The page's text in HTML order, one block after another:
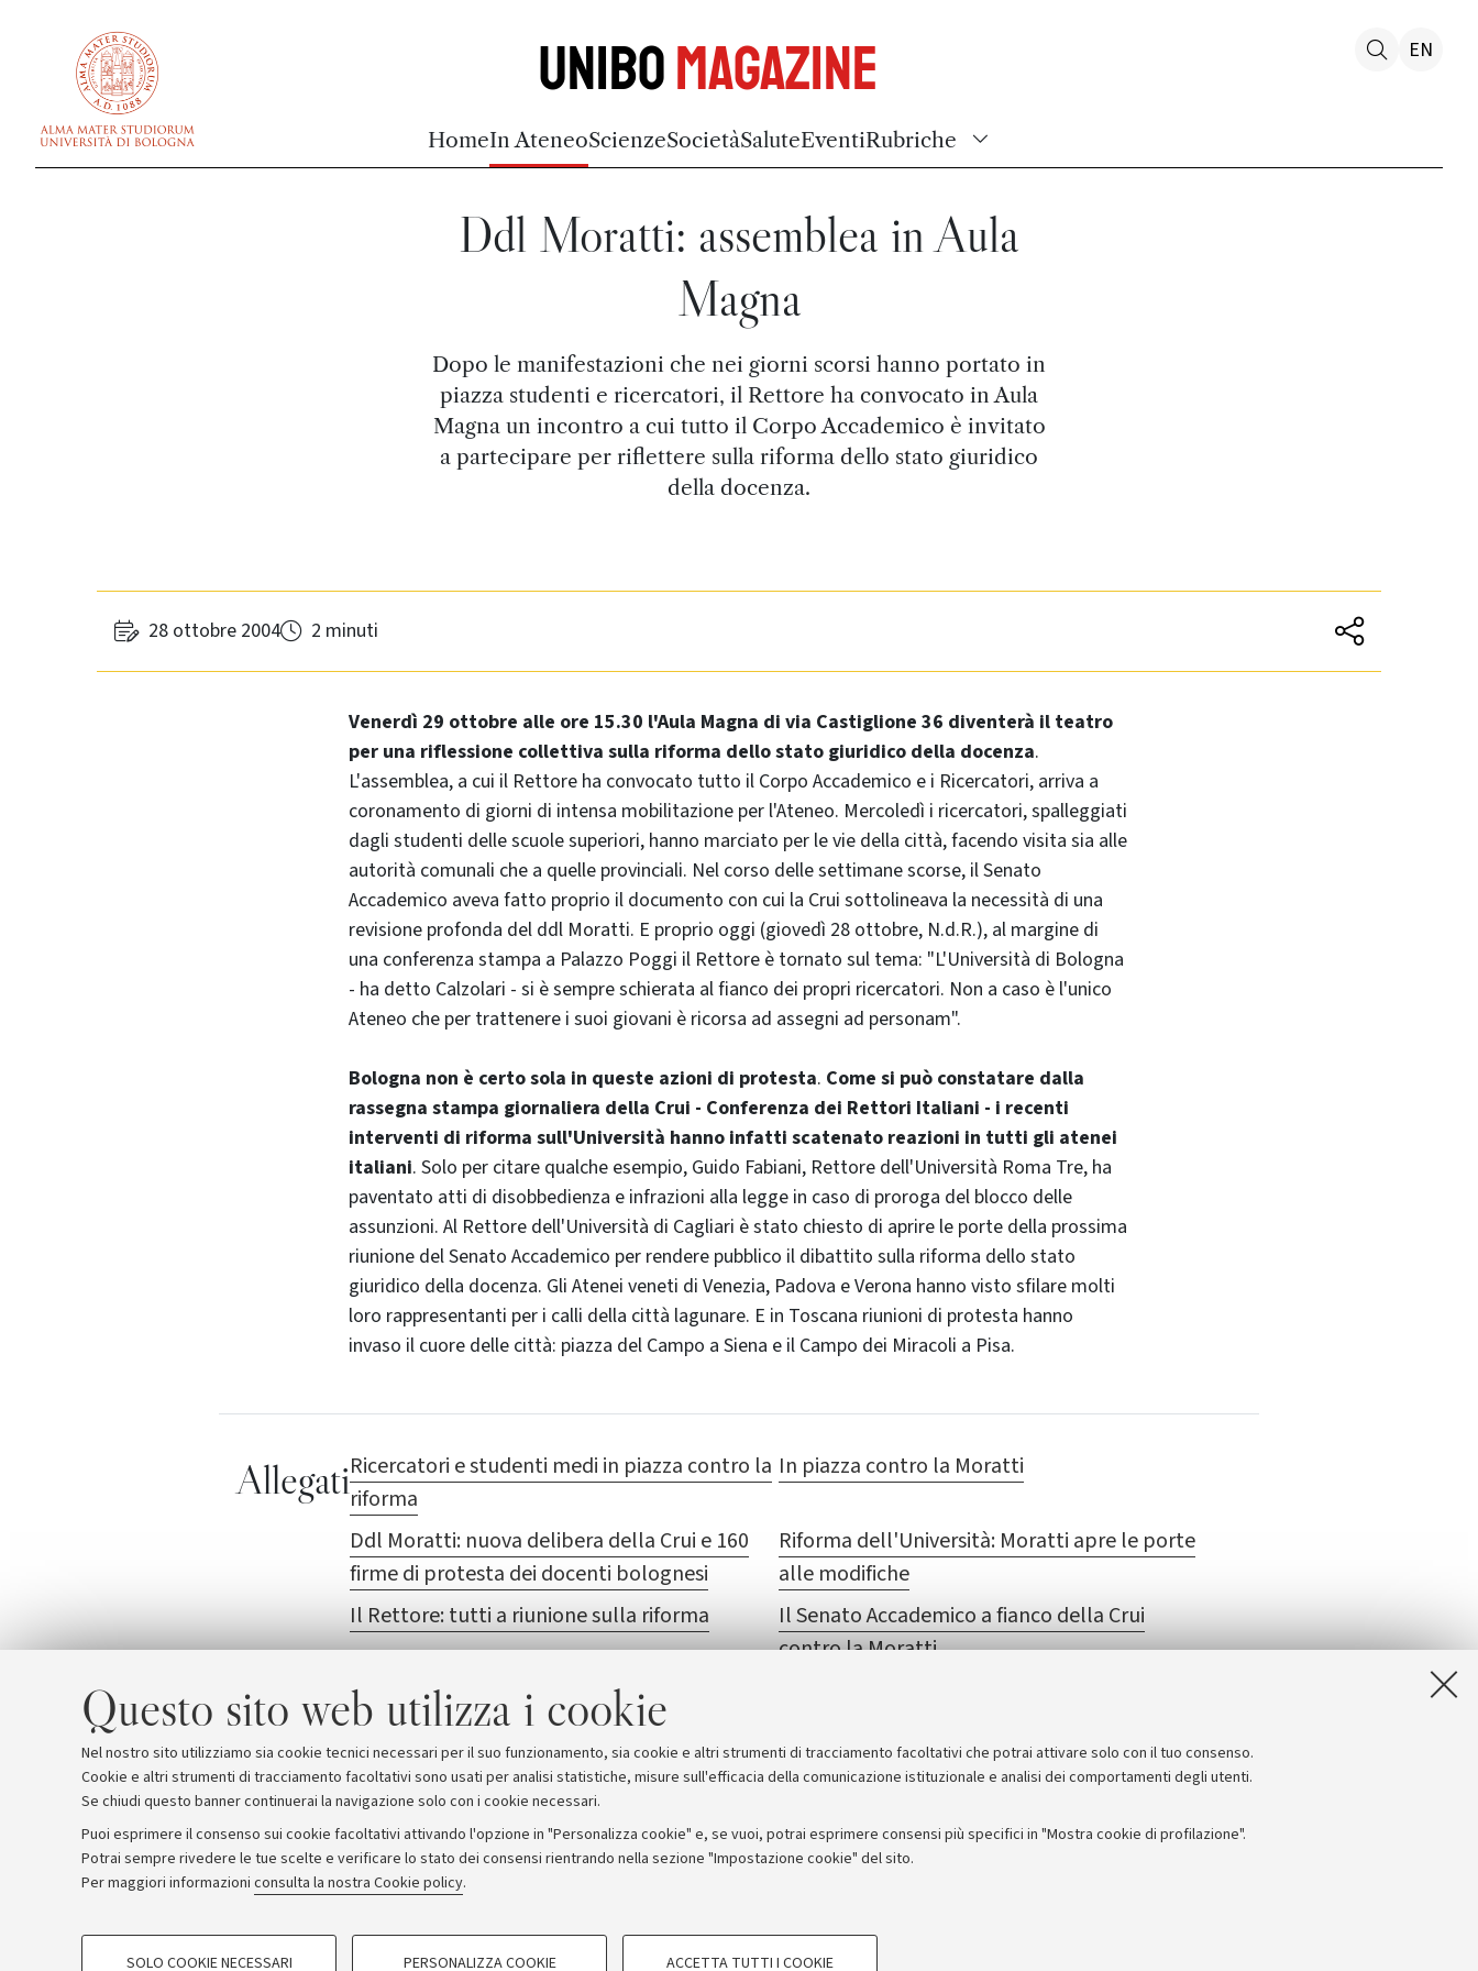
Questo sito web utilizza i cookie
Nel nostro sito utilizziamo sia cookie tecnici necessari per il suo funzionamento, sia cookie e altri strumenti di tracciamento facoltativi che potrai attivare solo con il tuo consenso.
Cookie e altri strumenti di tracciamento facoltativi sono usati per analisi statistiche, misure sull'efficacia della comunicazione istituzionale e analisi dei comportamenti degli utenti.
Se chiudi questo banner continuerai la navigazione solo con i cookie necessari.
Puoi esprimere il consenso sui cookie facoltativi attivando l'opzione in "Personalizza cookie" e, se vuoi, potrai esprimere consensi più specifici in "Mostra cookie di profilazione".
Potrai sempre rivedere le tue scelte e verificare lo stato dei consensi rientrando nella sezione "Impostazione cookie" del sito.
Per maggiori informazioni consulta la nostra Cookie policy.
COOKIE DI PROFILAZIONE - FACOLTATIVI COOKIE TECNICI - NECESSARI
SOLO COOKIE NECESSARI PERSONALIZZA COOKIE ACCETTA TUTTI I COOKIE
UniboMagazine
HomeIn AteneoScienzeSocietàSaluteEventiRubriche
EN
Ddl Moratti: assemblea in Aula
Magna
Dopo le manifestazioni che nei giorni scorsi hanno portato in
piazza studenti e ricercatori, il Rettore ha convocato in Aula
Magna un incontro a cui tutto il Corpo Accademico è invitato
a partecipare per riflettere sulla riforma dello stato giuridico
della docenza.
28 ottobre 2004 2 minuti
Venerdì 29 ottobre alle ore 15.30 l'Aula Magna di via Castiglione 36 diventerà il teatro
per una riflessione collettiva sulla riforma dello stato giuridico della docenza.
L'assemblea, a cui il Rettore ha convocato tutto il Corpo Accademico e i Ricercatori, arriva a
coronamento di giorni di intensa mobilitazione per l'Ateneo. Mercoledì i ricercatori, spalleggiati
dagli studenti delle scuole superiori, hanno marciato per le vie della città, facendo visita sia alle
autorità comunali che a quelle provinciali. Nel corso delle settimane scorse, il Senato
Accademico aveva fatto proprio il documento con cui la Crui sottolineava la necessità di una
revisione profonda del ddl Moratti. E proprio oggi (giovedì 28 ottobre, N.d.R.), al margine di
una conferenza stampa a Palazzo Poggi il Rettore è tornato sul tema: "L'Università di Bologna
- ha detto Calzolari - si è sempre schierata al fianco dei propri ricercatori. Non a caso è l'unico
Ateneo che per trattenere i suoi giovani è ricorsa ad assegni ad personam".
Bologna non è certo sola in queste azioni di protesta. Come si può constatare dalla
rassegna stampa giornaliera della Crui - Conferenza dei Rettori Italiani - i recenti
interventi di riforma sull'Università hanno infatti scatenato reazioni in tutti gli atenei
italiani. Solo per citare qualche esempio, Guido Fabiani, Rettore dell'Università Roma Tre, ha
paventato atti di disobbedienza e infrazioni alla legge in caso di proroga del blocco delle
assunzioni. Al Rettore dell'Università di Cagliari è stato chiesto di aprire le porte della prossima
riunione del Senato Accademico per rendere pubblico il dibattito sulla riforma dello stato
giuridico della docenza. Gli Atenei veneti di Venezia, Padova e Verona hanno visto sfilare molti
loro rappresentanti per i calli della città lagunare. E in Toscana riunioni di protesta hanno
invaso il cuore delle città: piazza del Campo a Siena e il Campo dei Miracoli a Pisa.
AllegatiRicercatori e studenti medi in piazza contro la
riforma
In piazza contro la Moratti
Ddl Moratti: nuova delibera della Crui e 160
firme di protesta dei docenti bolognesi
Riforma dell'Università: Moratti apre le porte
alle modifiche
Il Rettore: tutti a riunione sulla riforma
Il Senato Accademico a fianco della Crui
contro la Moratti
Crui: stop al Ddl Moratti
Archivio Comunicati stampa Redazione Rassegna stampa
© Copyright 2026 - ALMA MATER STUDIORUM - Università di Bologna - Via Zamboni, 33 - 40126 Bologna - PI: 01131710376 - CF: 80007010376